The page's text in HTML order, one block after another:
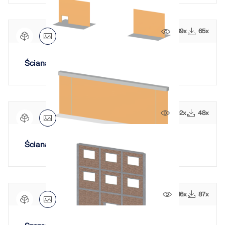
szybkiego określania obciążeń śniegiem, wiatrem i
SPRAWDŹ STREFY OBCIĄŻEŃ
Przestarzałe produkty
789x 65x
Ściana murowana na belce
692x 48x
Ściana murowana z belką
916x 87x